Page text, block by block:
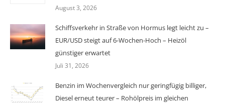
August 3, 2026
Schiffsverkehr in Straße von Hormus legt leicht zu –
EUR/USD steigt auf 6-Wochen-Hoch – Heizöl
günstiger erwartet
Juli 31, 2026
Benzin im Wochenvergleich nur geringfügig billiger,
Diesel erneut teurer – Rohölpreis im gleichen